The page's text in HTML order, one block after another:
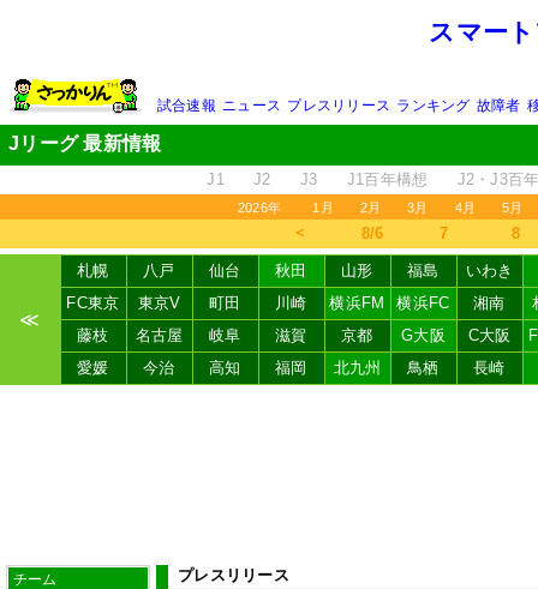
スマー
試合速報 ニュース プレスリリース ランキング 故障者
Jリーグ 最新情報
J1 J2 J3 J1百年構想 J2・J3百
2026年 1月 2月 3月 4月 5月
＜ 8/6 7 8
≪
札幌 八戸 仙台 秋田 山形 福島
いわき
FC東京
東京V 町田 川崎 横浜FM 横浜FC 湘南
藤枝
名古屋 岐阜 滋賀 京都 G大阪 C大阪
愛媛
今治 高知 福岡 北九州 鳥栖 長崎
チーム プレスリリース